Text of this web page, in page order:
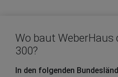
Wo baut WeberHaus
300?
In den folgenden